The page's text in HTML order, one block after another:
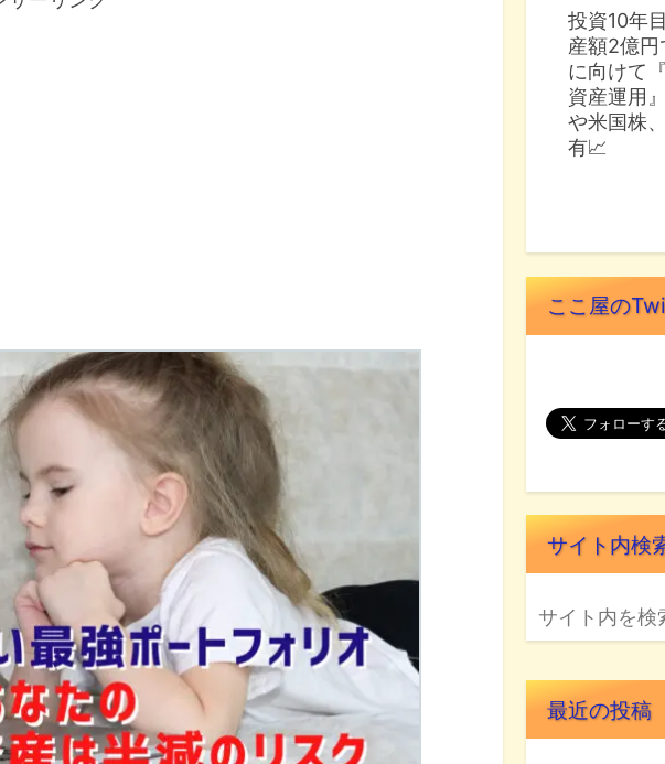
投資10年
産額2億円
に向けて
資産運用
や米国株
有📈
ここ屋の
サイト内検
最近の投稿